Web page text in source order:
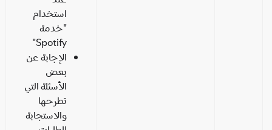
استخدام
"خدمة
Spotify"
الإجابة عن
بعض
الأسئلة التي
تطرحها
والاستجابة